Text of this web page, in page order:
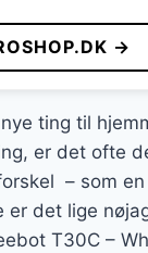
→
ting til
er det ofte
– som
er det lige
T30C –